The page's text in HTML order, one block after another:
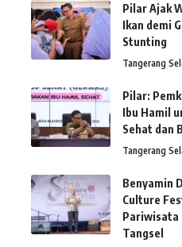
Pilar Ajak
Ikan demi
Stunting
Tangerang
Pilar:
Ibu Hamil
Sehat dan
Tangerang
Benyamin
Culture
Pariwisata
Tangsel